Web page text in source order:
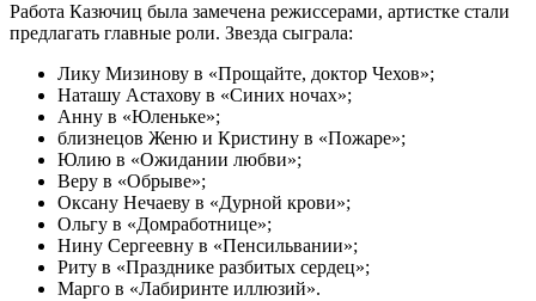
Работа Казючиц была замечена режиссерами, артистке стали
предлагать главные роли. Звезда сыграла:
Лику Мизинову в «Прощайте, доктор Чехов»;
Наташу Астахову в «Синих ночах»;
Анну в «Юленьке»;
близнецов Женю и Кристину в «Пожаре»;
Юлию в «Ожидании любви»;
Веру в «Обрыве»;
Оксану Нечаеву в «Дурной крови»;
Ольгу в «Домработнице»;
Нину Сергеевну в «Пенсильвании»;
Риту в «Празднике разбитых сердец»;
Марго в «Лабиринте иллюзий».